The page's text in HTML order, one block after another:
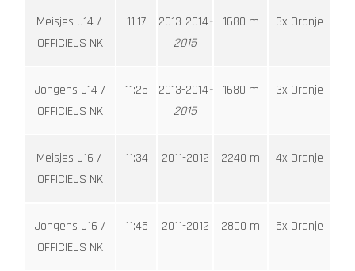
Meisjes U14 /
OFFICIEUS NK
11:17 2013-2014-
2015
1680 m 3x Oranje
Jongens U14 /
OFFICIEUS NK
11:25 2013-2014-
2015
1680 m 3x Oranje
Meisjes U16 /
OFFICIEUS NK
11:34 2011-2012 2240 m 4x Oranje
Jongens U16 /
OFFICIEUS NK
11:45 2011-2012 2800 m 5x Oranje